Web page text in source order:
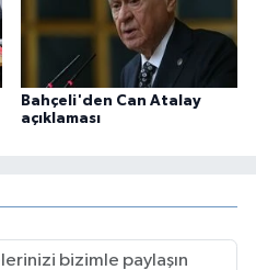
Bahçeli'den Can Atalay
açıklaması